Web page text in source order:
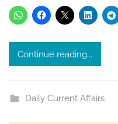
a
k
u
Continue reading...
Daily Current Affairs